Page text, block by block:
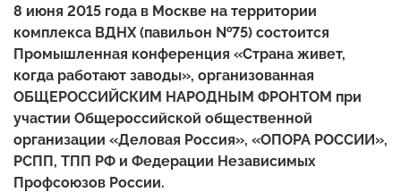
8 июня 2015 года в Москве на территории
комплекса ВДНХ (павильон №75) состоится
Промышленная конференция «Страна живет,
когда работают заводы», организованная
ОБЩЕРОССИЙСКИМ НАРОДНЫМ ФРОНТОМ при
участии Общероссийской общественной
организации «Деловая Россия», «ОПОРА РОССИИ»,
РСПП, ТПП РФ и Федерации Независимых
Профсоюзов России.